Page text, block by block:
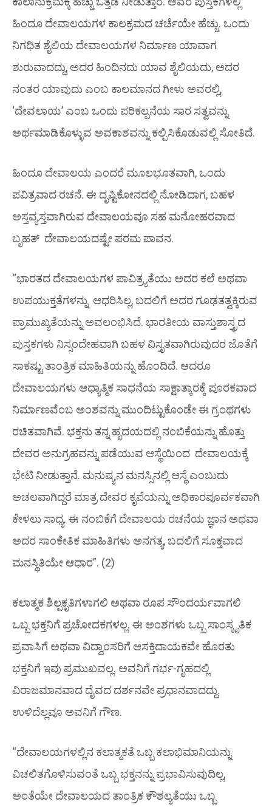
ಹಿಂದೂ ದೇವಾಲಯಗಳ ಕಾಲಕ್ರಮದ ಚರ್ಚೆಯೇ ಹೆಚ್ಚು. ಒಂದು
ನಿಗಧಿತ ಶೈಲಿಯ ದೇವಾಲಯಗಳ ನಿರ್ಮಾಣ ಯಾವಾಗ
ಶುರುವಾದದ್ದು, ಅದರ ಹಿಂದಿನದು ಯಾವ ಶೈಲಿಯದು, ಅದರ
ನಂತರ ಯಾವುದು ಎಂಬ ಕಾಲಮಾನದ ಗೀಳು ಅವರಲ್ಲಿ,
‘ದೇವಲಾಯ’ ಎಂಬ ಒಂದು ಪರಿಕಲ್ಪನೆಯ ಸಾರ ಸತ್ವವನ್ನು
ಅರ್ಥಮಾಡಿಕೊಳ್ಳುವ ಅವಕಾಶವನ್ನು ಕಲ್ಪಿಸಿಕೊಡುವಲ್ಲಿ ಸೋತಿದೆ.
ಹಿಂದೂ ದೇವಾಲಯ ಎಂದರೆ ಮೂಲಭೂತವಾಗಿ, ಒಂದು
ಪವಿತ್ರವಾದ ರಚನೆ. ಈ ದೃಷ್ಟಿಕೋನದಲ್ಲಿ ನೋಡಿದಾಗ, ಬಹಳ
ಅಸ್ತವ್ಯಸ್ತವಾಗಿರುವ ದೇವಾಲಯವೂ ಸಹ ಮನೋಹರವಾದ
ಬೃಹತ್ ದೇವಾಲಯದಷ್ಟೇ ಪರಮ ಪಾವನ.
“ಭಾರತದ ದೇವಾಲಯಗಳ ಪಾವಿತ್ರ್ಯತೆಯು ಅದರ ಕಲೆ ಅಥವಾ
ಉಪಯುಕ್ತತೆಗಳನ್ನು ಆಧರಿಸಿಲ್ಲ, ಬದಲಿಗೆ ಅದರ ಗೂಢತತ್ವಕ್ಕಿರುವ
ಪ್ರಾಮುಖ್ಯತೆಯನ್ನು ಅವಲಂಭಿಸಿದೆ. ಭಾರತೀಯ ವಾಸ್ತುಶಾಸ್ತ್ರದ
ಪುಸ್ತಕಗಳು ನಿಸ್ಸಂದೇಹವಾಗಿ ಬಹಳ ವಿಸ್ತೃತವಾಗಿರುವುದರ ಜೊತೆಗೆ
ಸಾಕಷ್ಟು ತಾಂತ್ರಿಕ ಮಾಹಿತಿಯನ್ನು ಹೊಂದಿದೆ. ಆದರೂ
ದೇವಾಲಯಗಳು ಆಧ್ಯಾತ್ಮಿಕ ಸಾಧನೆಯ ಸಾಕ್ಷಾತ್ಕಾರಕ್ಕೆ ಪೂರಕವಾದ
ನಿರ್ಮಾಣವೆಂಬ ಅಂಶವನ್ನು ಮುಂದಿಟ್ಟುಕೊಂಡೇ ಈ ಗ್ರಂಥಗಳು
ರಚಿತವಾಗಿವೆ. ಭಕ್ತನು ತನ್ನ ಹೃದಯದಲ್ಲಿ ನಂಬಿಕೆಯನ್ನು ಹೊತ್ತು
ದೇವರ ಅನುಗ್ರಹವನ್ನು ಪಡೆಯುವ ಆಸ್ಥೆಯಿಂದ ದೇವಾಲಯಕ್ಕೆ
ಭೇಟಿ ನೀಡುತ್ತಾನೆ. ಮನುಷ್ಯನ ಮನಸ್ಸಿನಲ್ಲಿ ಆಸ್ಥೆ ಎಂಬುದು
ಅಚಲವಾಗಿದ್ದರೆ ಮಾತ್ರ ದೇವರ ಕೃಪೆಯನ್ನು ಅಧಿಕಾರಪೂರ್ವಕವಾಗಿ
ಕೇಳಲು ಸಾಧ್ಯ. ಈ ನಂಬಿಕೆಗೆ ದೇವಾಲಯ ರಚನೆಯ ಜ್ಞಾನ ಅಥವಾ
ಅದರ ಸಾಂಕೇತಿಕ ಮಾಹಿತಿಗಳು ಅನಗತ್ಯ, ಬದಲಿಗೆ ಸೂಕ್ತವಾದ
ಮನಸ್ಥಿತಿಯೇ ಆಧಾರ”. (2)
ಕಲಾತ್ಮಕ ಶಿಲ್ಪಕೃತಿಗಳಾಗಲಿ ಅಥವಾ ರೂಪ ಸೌಂದರ್ಯವಾಗಲಿ
ಒಬ್ಬ ಭಕ್ತನಿಗೆ ಪ್ರಚೋದಕಗಳಲ್ಲ. ಈ ಅಂಶಗಳು ಒಬ್ಬ ಸಾಂಸ್ಕೃತಿಕ
ಪ್ರವಾಸಿಗೆ ಅಥವಾ ವಿದ್ವಾಂಸರಿಗೆ ಆಸಕ್ತಿದಾಯಕವೇ ಹೊರತು
ಭಕ್ತನಿಗೆ ಇವು ಪ್ರಮುಖವಲ್ಲ. ಅವನಿಗೆ ಗರ್ಭ-ಗೃಹದಲ್ಲಿ
ವಿರಾಜಮಾನವಾದ ದೈವದ ದರ್ಶನವೇ ಪ್ರಧಾನವಾದದ್ದು.
ಉಳಿದೆಲ್ಲವೂ ಅವನಿಗೆ ಗೌಣ.
“ದೇವಾಲಯಗಳಲ್ಲಿನ ಕಲಾತ್ಮಕತೆ ಒಬ್ಬ ಕಲಾಭಿಮಾನಿಯನ್ನು
ವಿಚಲಿತಗೊಳಿಸುವಂತೆ ಒಬ್ಬ ಭಕ್ತನನ್ನು ಪ್ರಭಾವಿಸುವುದಿಲ್ಲ,
ಅಂತೆಯೇ ದೇವಾಲಯದ ತಾಂತ್ರಿಕ ಕೌಶಲ್ಯತೆಯು ಒಬ್ಬ